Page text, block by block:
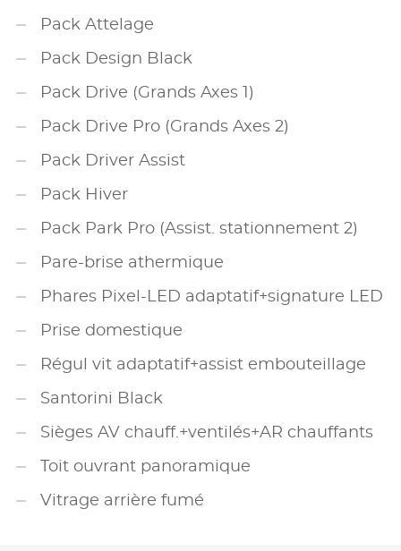
Pack Attelage
Pack Design Black
Pack Drive (Grands Axes 1)
Pack Drive Pro (Grands Axes 2)
Pack Driver Assist
Pack Hiver
Pack Park Pro (Assist. stationnement 2)
Pare-brise athermique
Phares Pixel-LED adaptatif+signature LED
Prise domestique
Régul vit adaptatif+assist embouteillage
Santorini Black
Sièges AV chauff.+ventilés+AR chauffants
Toit ouvrant panoramique
Vitrage arrière fumé